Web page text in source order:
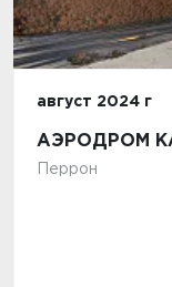
август 2024 г
АЭРОДРОМ
Перрон